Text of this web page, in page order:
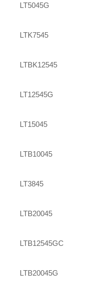
LT5045G
LTK7545
LTBK12545
LT12545G
LT15045
LTB10045
LT3845
LTB20045
LTB12545GC
LTB20045G